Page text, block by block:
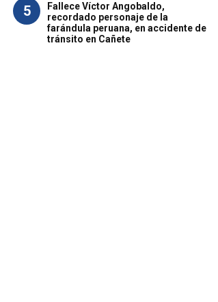
5
Fallece Víctor Angobaldo,
recordado personaje de la
farándula peruana, en accidente de
tránsito en Cañete